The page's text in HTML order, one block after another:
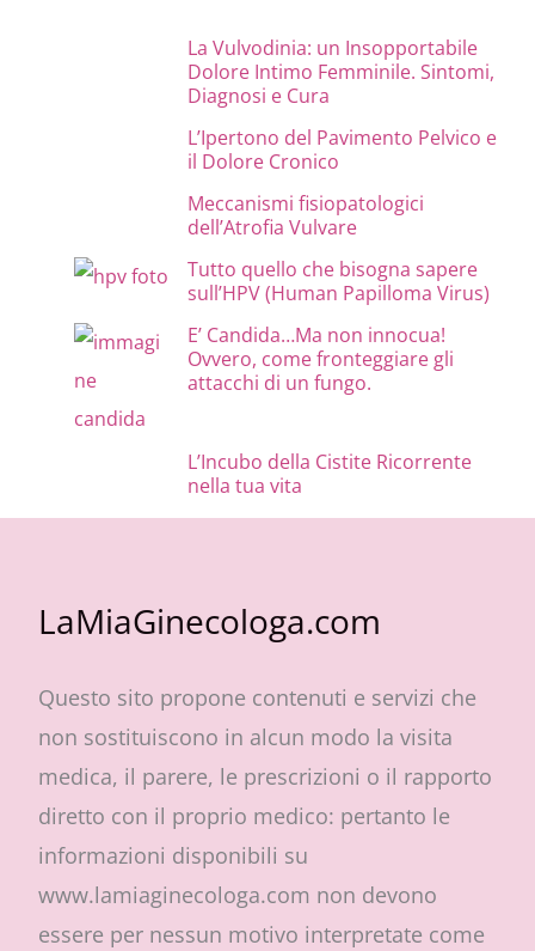
La Vulvodinia: un Insopportabile
Dolore Intimo Femminile. Sintomi,
Diagnosi e Cura
L’Ipertono del Pavimento Pelvico e
il Dolore Cronico
Meccanismi fisiopatologici
dell’Atrofia Vulvare
Tutto quello che bisogna sapere
sull’HPV (Human Papilloma Virus)
E’ Candida…Ma non innocua!
Ovvero, come fronteggiare gli
attacchi di un fungo.
L’Incubo della Cistite Ricorrente
nella tua vita
LaMiaGinecologa.com
Questo sito propone contenuti e servizi che
non sostituiscono in alcun modo la visita
medica, il parere, le prescrizioni o il rapporto
diretto con il proprio medico: pertanto le
informazioni disponibili su
www.lamiaginecologa.com non devono
essere per nessun motivo interpretate come